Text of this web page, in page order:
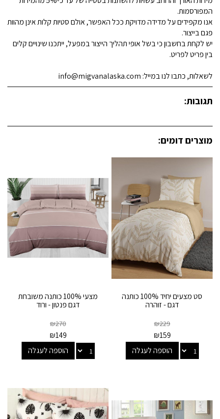
המפורסמות.
אנו מקפידים על מדידה מדויקת ככל האפשר, אולם סטיות קלות אינן מהוות
פגם בייצור.
יש לקחת בחשבון כי בשל אופי תהליך הייצור במפעל, ייתכנו שינויים קלים
בין פריט לפריט.
לשאלות, כתבו לנו במייל: info@migvanalaska.com
תגובות:
מוצרים דומים:
סט מצעים יחיד 100% כותנה
דגם - זוהרה
₪229
₪159
הוספה לעגלה
מצעי 100% כותנה משובחת
דגם פנטון - ורוד
₪270
₪149
הוספה לעגלה